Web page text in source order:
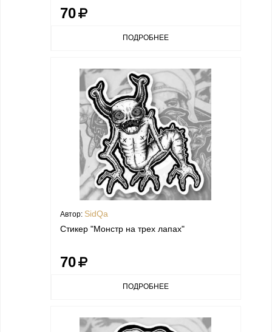
70
ПОДРОБНЕЕ
Автор: SidQa
Стикер "Монстр на трех лапах"
70
ПОДРОБНЕЕ